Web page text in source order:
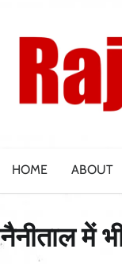
content
HOME ABOUT
नैनीताल में